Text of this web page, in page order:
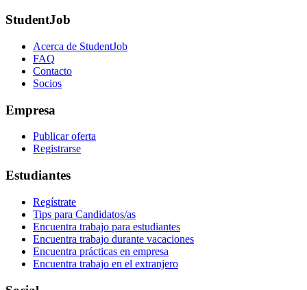
StudentJob
Acerca de StudentJob
FAQ
Contacto
Socios
Empresa
Publicar oferta
Registrarse
Estudiantes
Regístrate
Tips para Candidatos/as
Encuentra trabajo para estudiantes
Encuentra trabajo durante vacaciones
Encuentra prácticas en empresa
Encuentra trabajo en el extranjero